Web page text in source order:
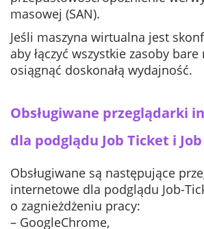
masowej (SAN).
Jeśli maszyna wirtualna jest
aby łączyć wszystkie zasoby
osiągnąć doskonałą wydajność.
Obsługiwane przeglądarki
dla podglądu Job Ticket i
Obsługiwane są następujące
internetowe dla podglądu Job-
o zagnieżdżeniu pracy:
– GoogleChrome,